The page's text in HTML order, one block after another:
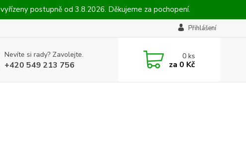
postupně od 3.8.2026. Děkujeme za pochopení.
Přihlášení
Nevíte si rady? Zavolejte.
+420 549 213 756
0ks
za 0 Kč